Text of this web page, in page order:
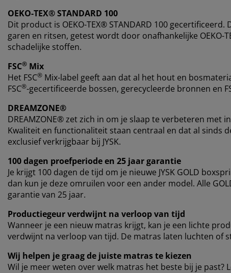
OEKO-TEX® STANDARD 100
Dit product is OEKO-TEX® STANDARD 100
garen en ritsen, getest wordt door onafhankelijke
schadelijke stoffen.
FSC® Mix
Het FSC® Mix-label geeft aan dat al het hout en
FSC®-gecertificeerde bossen, gerecycleerde bronnen en
DREAMZONE®
DREAMZONE® zet zich in om je slaap te verbeteren
Kwaliteit en functionaliteit staan centraal en dat al sinds
exclusief verkrijgbaar bij JYSK.
100 dagen proefperiode en 25 jaar garantie
Je krijgt 100 dagen de tijd om je nieuwe JYSK GOLD
dan kun je deze omruilen voor een ander model. Alle
garantie van 25 jaar.
Productiegeur verdwijnt na verloop van tijd
Wanneer je een nieuw matras krijgt, kan je een lichte
verdwijnt na verloop van tijd. De matras laten luchten of
Wij helpen je graag de juiste matras te kiezen
Wil je meer weten over welk matras het beste bij je past?